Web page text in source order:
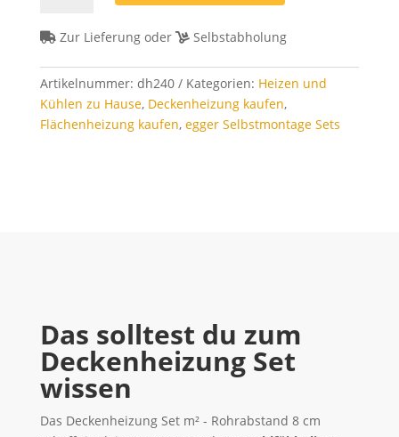
m²
Rohrabstand
8
cm
Zur Lieferung oder Selbstabholung
Artikelnummer: dh240 Kategorien: Heizen und
Kühlen zu Hause, Deckenheizung kaufen,
Flächenheizung kaufen, egger Selbstmontage Sets
Das solltest du zum
Deckenheizung Set
wissen
Das Deckenheizung Set m² - Rohrabstand 8 cm